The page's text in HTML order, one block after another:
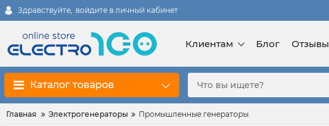
Здравствуйте, войдите в личный кабинет
Клиентам Блог Отзывы
Каталог товаров
Главная Электрогенераторы Промышленные генераторы